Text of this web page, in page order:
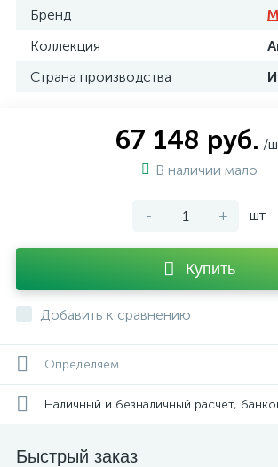
Бренд
Коллекция
Страна производства
67 148 руб. /
В наличии мало
- + шт
Купить
Добавить к сравнению
Определяем...
Наличный и безналичный расчет,
Быстрый заказ